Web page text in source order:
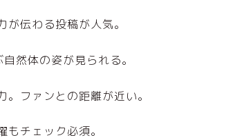
伝わる投稿が人気。
然体の姿が見られる。
ファンとの距離が近い。
チェック必須。